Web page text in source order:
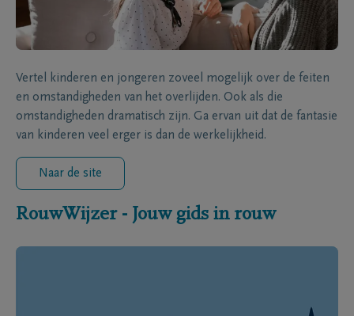
Vertel kinderen en jongeren zoveel mogelijk over de feiten
en omstandigheden van het overlijden. Ook als die
omstandigheden dramatisch zijn. Ga ervan uit dat de fantasie
van kinderen veel erger is dan de werkelijkheid.
Naar de site
RouwWijzer - Jouw gids in rouw